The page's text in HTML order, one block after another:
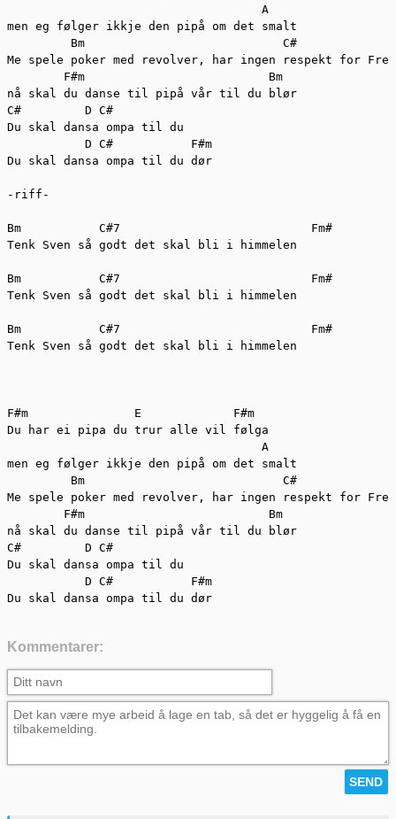
                                    A
men eg følger ikkje den pipå om det smalt
         Bm                            C#
Me spele poker med revolver, har ingen respekt for
        F#m                          Bm
nå skal du danse til pipå vår til du blør
C#         D C#
Du skal dansa ompa til du
           D C#           F#m
Du skal dansa ompa til du dør
-riff-
Bm           C#7                           Fm#
Tenk Sven så godt det skal bli i himmelen
Bm           C#7                           Fm#
Tenk Sven så godt det skal bli i himmelen
Bm           C#7                           Fm#
Tenk Sven så godt det skal bli i himmelen
F#m               E             F#m
Du har ei pipa du trur alle vil følga
                                    A
men eg følger ikkje den pipå om det smalt
         Bm                            C#
Me spele poker med revolver, har ingen respekt for
        F#m                          Bm
nå skal du danse til pipå vår til du blør
C#         D C#
Du skal dansa ompa til du
           D C#           F#m
Du skal dansa ompa til du dør
Kommentarer: